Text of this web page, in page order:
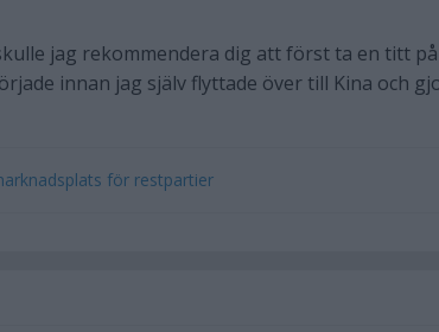
jag rekommendera dig att först ta en titt på
innan jag själv flyttade över till Kina och
för restpartier